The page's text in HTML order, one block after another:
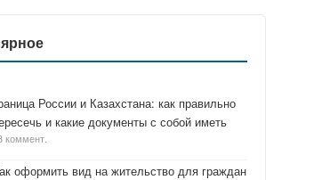
России и Казахстана: как правильно
и какие документы с собой иметь
коммент.
оформить вид на жительство для граждан